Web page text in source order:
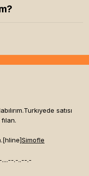
satısı
Simofle
....--.-..--.-